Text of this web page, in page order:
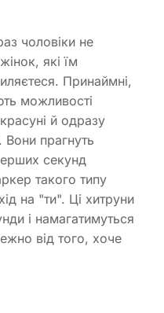
чоловіки не
які їм
Принаймні,
можливості
й одразу
Вони прагнуть
секунд
такого типу
на "ти". Ці хитруни
і намагатимуться
від того, хоче